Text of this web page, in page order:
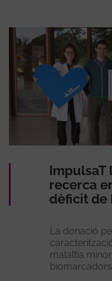
recerca
dèficit de
La donació
malaltia